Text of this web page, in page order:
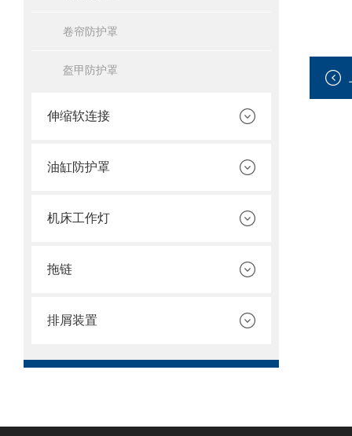
卷帘防护罩
盔甲防护罩
伸缩软连接
油缸防护罩
机床工作灯
拖链
排屑装置